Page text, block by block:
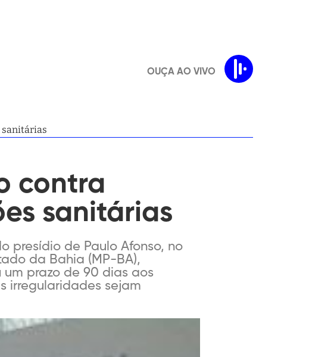
OUÇA AO VIVO
sanitárias
contra
sanitárias
presídio de Paulo Afonso, no
da Bahia (MP-BA),
prazo de 90 dias aos
irregularidades sejam